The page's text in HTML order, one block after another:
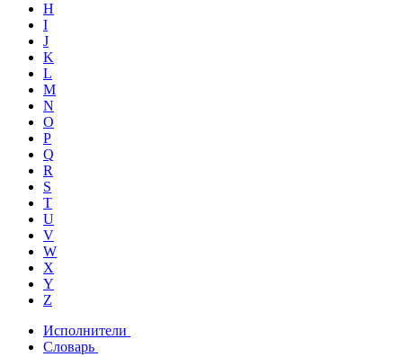
H
I
J
K
L
M
N
O
P
Q
R
S
T
U
V
W
X
Y
Z
Исполнители
Словарь